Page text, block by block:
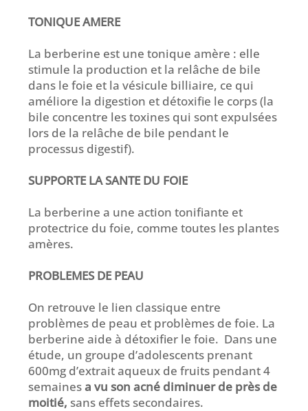
TONIQUE AMERE
La berberine est une tonique amère : elle
stimule la production et la relâche de bile
dans le foie et la vésicule billiaire, ce qui
améliore la digestion et détoxifie le corps (la
bile concentre les toxines qui sont expulsées
lors de la relâche de bile pendant le
processus digestif).
SUPPORTE LA SANTE DU FOIE
La berberine a une action tonifiante et
protectrice du foie, comme toutes les plantes
amères.
PROBLEMES DE PEAU
On retrouve le lien classique entre
problèmes de peau et problèmes de foie. La
berberine aide à détoxifier le foie. Dans une
étude, un groupe d’adolescents prenant
600mg d’extrait aqueux de fruits pendant 4
semainesa vu son acné diminuer de près de
moitié, sans effets secondaires.